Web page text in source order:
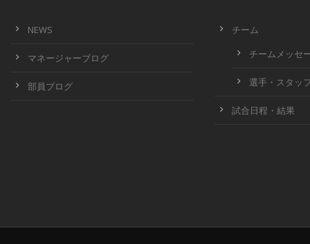
NEWS
マネージャーブログ
部員ブログ
チーム
チームメッセ
選手・スタッ
試合日程・結果